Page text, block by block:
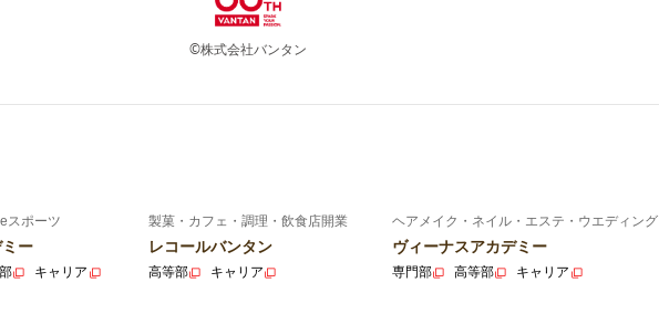
©株式会社バンタン
スポーツ
ー
キャリア
製菓・カフェ・調理・飲食店開業
レコールバンタン
高等部 キャリア
ヘアメイク・ネイル・エステ・ウエディング
ヴィーナスアカデミー
専門部 高等部 キャリア